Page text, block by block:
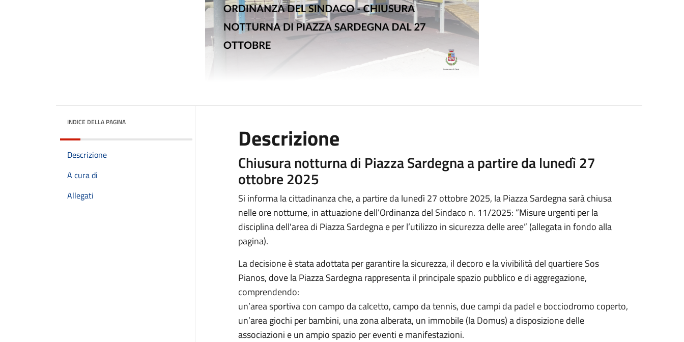
INDICE DELLA PAGINA
Descrizione
A cura di
Allegati
Descrizione
Chiusura notturna di Piazza Sardegna a partire da lunedì 27
ottobre 2025
Si informa la cittadinanza che, a partire da lunedì 27 ottobre 2025, la Piazza Sardegna sarà chiusa
nelle ore notturne, in attuazione dell’Ordinanza del Sindaco n. 11/2025: “Misure urgenti per la
disciplina dell'area di Piazza Sardegna e per l’utilizzo in sicurezza delle aree” (allegata in fondo alla
pagina).
La decisione è stata adottata per garantire la sicurezza, il decoro e la vivibilità del quartiere Sos
Pianos, dove la Piazza Sardegna rappresenta il principale spazio pubblico e di aggregazione,
comprendendo:
un’area sportiva con campo da calcetto, campo da tennis, due campi da padel e bocciodromo coperto,
un’area giochi per bambini, una zona alberata, un immobile (la Domus) a disposizione delle
associazioni e un ampio spazio per eventi e manifestazioni.